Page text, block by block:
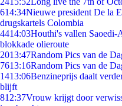
614:34Nieuwe president De la
drugskartels Colombia
4414:03Houthi's vallen Saoedi-
blokkade olieroute
2013:47Random Pics van de
7613:16Random Pics van de
1413:06Benzineprijs daalt
blijft
812:37Vrouw krijgt door